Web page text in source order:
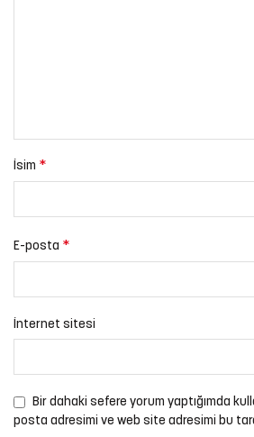
İsim *
E-posta *
İnternet sitesi
Bir dahaki sefere yorum yaptığımda
posta adresimi ve web site adresimi bu